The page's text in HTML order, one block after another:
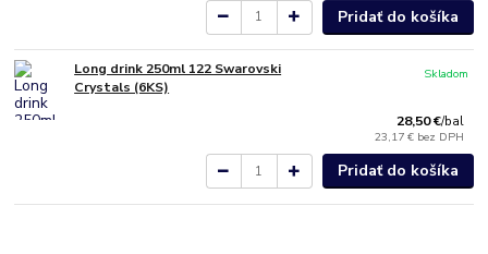
Pridať do košíka
Long drink 250ml 122 Swarovski
Crystals (6KS)
28,50 €/bal
23,17 € bez DPH
Skladom
Pridať do košíka